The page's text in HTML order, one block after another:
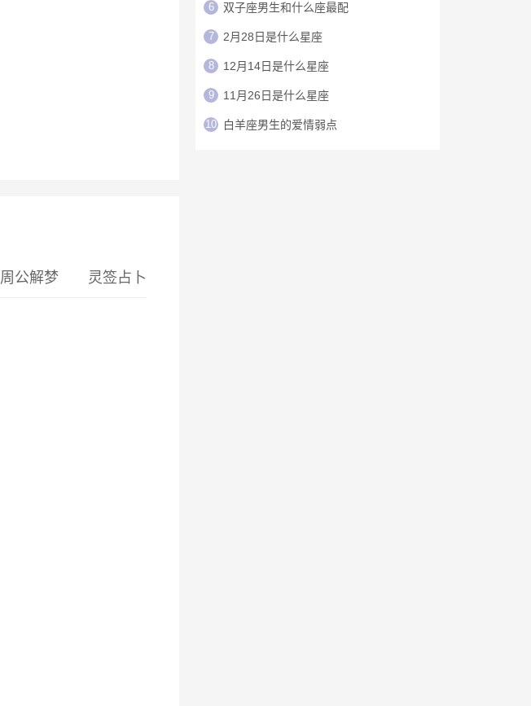
周公解梦 灵签占卜
6 双子座男生和什么座最配
7 2月28日是什么星座
8 12月14日是什么星座
9 11月26日是什么星座
10 白羊座男生的爱情弱点